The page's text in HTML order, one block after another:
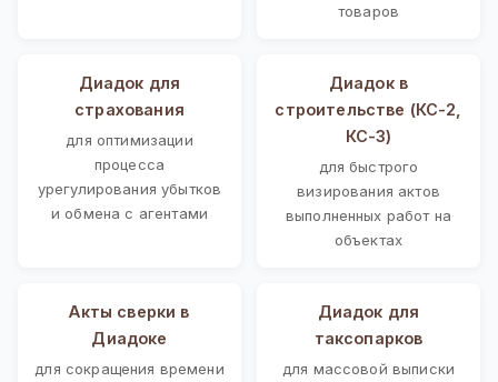
товаров
Диадок для
страхования
для оптимизации
процесса
урегулирования убытков
и обмена с агентами
Диадок в
строительстве (КС-2,
КС-3)
для быстрого
визирования актов
выполненных работ на
объектах
Акты сверки в
Диадоке
для сокращения времени
Диадок для
таксопарков
для массовой выписки